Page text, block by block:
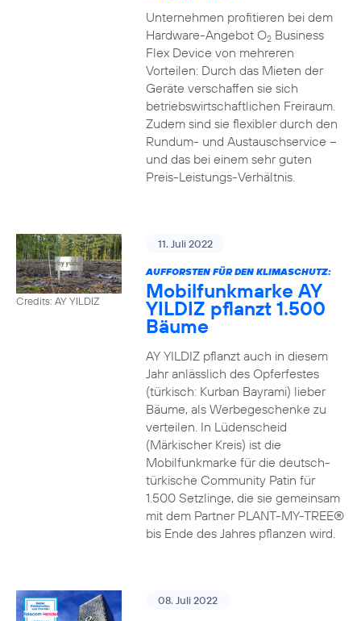
Unternehmen profitieren bei dem
Hardware-Angebot O2Business
Flex Device von mehreren
Vorteilen: Durch das Mieten der
Geräte verschaffen sie sich
betriebswirtschaftlichen Freiraum.
Zudem sind sie flexibler durch den
Rundum- und Austauschservice –
und das bei einem sehr guten
Preis-Leistungs-Verhältnis.
Credits: AY YILDIZ
11. Juli 2022
AUFFORSTEN FÜR DEN KLIMASCHUTZ:
Mobilfunkmarke AY
YILDIZ pflanzt 1.500
Bäume
AY YILDIZ pflanzt auch in diesem
Jahr anlässlich des Opferfestes
(türkisch: Kurban Bayrami) lieber
Bäume, als Werbegeschenke zu
verteilen. In Lüdenscheid
(Märkischer Kreis) ist die
Mobilfunkmarke für die deutsch-
türkische Community Patin für
1.500 Setzlinge, die sie gemeinsam
mit dem Partner PLANT-MY-TREE®
bis Ende des Jahres pflanzen wird.
08. Juli 2022